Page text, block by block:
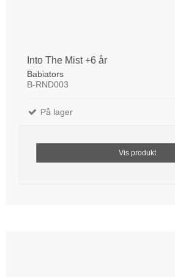
Into The Mist +6 år
Babiators
B-RND003
På lager
Vis produkt